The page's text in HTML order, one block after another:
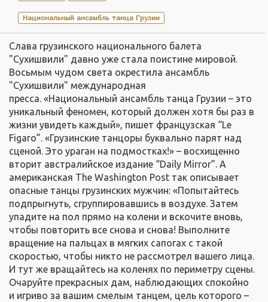
Национальный ансамбль танца Грузии
Слава грузинского национального балета
"Сухишвили" давно уже стала поистине мировой.
Восьмым чудом света окрестила ансамбль
"Сухишвили" международная
пресса. «Национальный ансамбль танца Грузии – это
уникальный феномен, который должен хотя бы раз в
жизни увидеть каждый», пишет французская “Le
Figaro”. «Грузинские танцоры буквально парят над
сценой. Это ураган на подмостках!» – восхищенно
вторит австралийское издание “Daily Mirror”. А
американская The Washington Post так описывает
опасные танцы грузинских мужчин: «Попытайтесь
подпрыгнуть, сгруппировавшись в воздухе. Затем
упадите на пол прямо на колени и вскочите вновь,
чтобы повторить все снова и снова! Выполните
вращение на пальцах в мягких сапогах с такой
скоростью, чтобы никто не рассмотрел вашего лица.
И тут же вращайтесь на коленях по периметру сцены.
Очаруйте прекрасных дам, наблюдающих спокойно
и игриво за вашим смелым танцем, цель которого –